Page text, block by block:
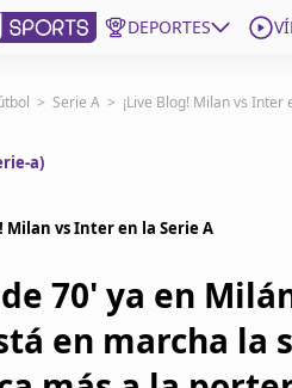
DEPORTES
United States
> Serie A > ¡Live Blog! Milan vs Inter
a)
Milan vs Inter en la Serie A
70' ya en
en marcha la